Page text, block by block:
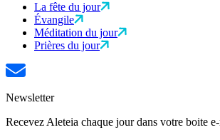
La fête du jour
Évangile
Méditation du jour
Prières du jour
Newsletter
Recevez Aleteia chaque jour dans votre boite